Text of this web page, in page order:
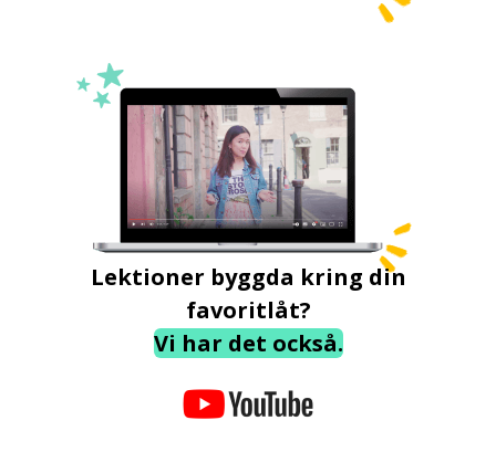
Lektioner byggda kring din
favoritlåt?
Vi har det också.